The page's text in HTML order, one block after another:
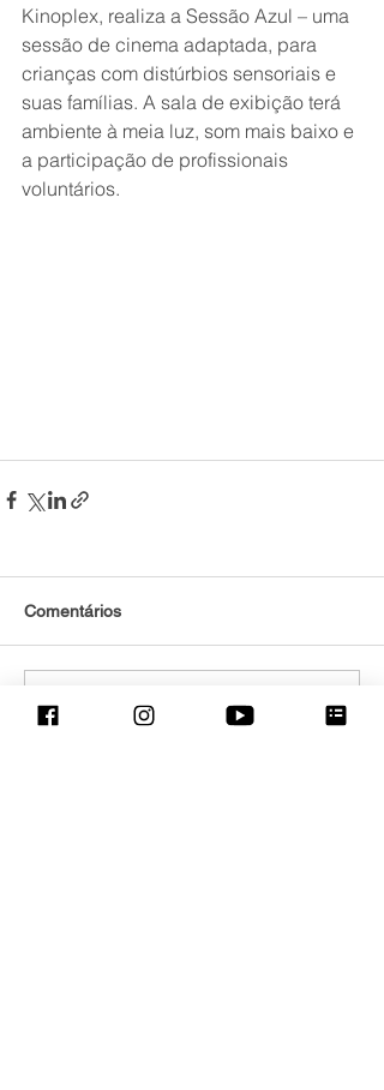
Kinoplex, realiza a Sessão Azul – uma
sessão de cinema adaptada, para
crianças com distúrbios sensoriais e
suas famílias. A sala de exibição terá
ambiente à meia luz, som mais baixo e
a participação de profissionais
voluntários.
Comentários
Escreva um comentário